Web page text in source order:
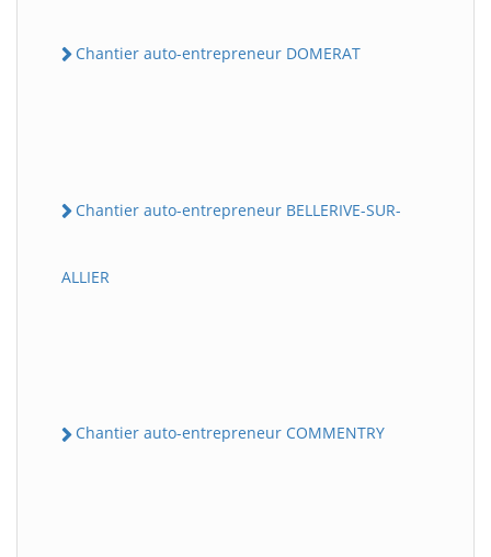
Chantier auto-entrepreneur DOMERAT
Chantier auto-entrepreneur BELLERIVE-SUR-
ALLIER
Chantier auto-entrepreneur COMMENTRY